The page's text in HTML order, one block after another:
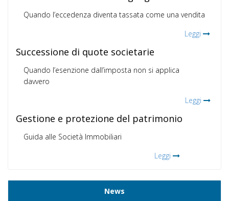
Quando l’eccedenza diventa tassata come una vendita
Leggi
Successione di quote societarie
Quando l’esenzione dall’imposta non si applica
davvero
Leggi
Gestione e protezione del patrimonio
Guida alle Società Immobiliari
Leggi
News